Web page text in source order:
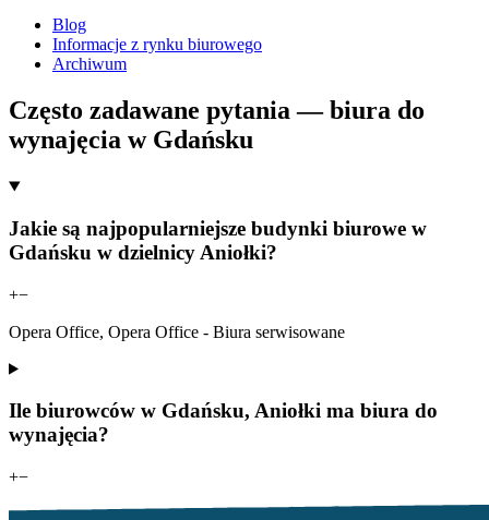
Blog
Informacje z rynku biurowego
Archiwum
Często zadawane pytania — biura do
wynajęcia w Gdańsku
Jakie są najpopularniejsze budynki biurowe w
Gdańsku w dzielnicy Aniołki?
+−
Opera Office, Opera Office - Biura serwisowane
Ile biurowców w Gdańsku, Aniołki ma biura do
wynajęcia?
+−